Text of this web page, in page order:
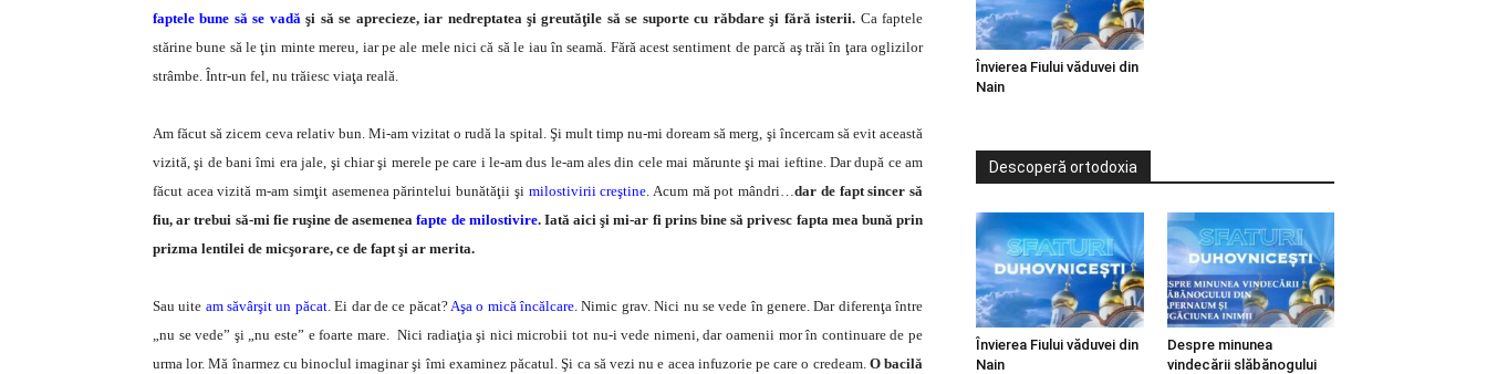
faptele bune să se vadăşi să se aprecieze, iar nedreptatea şi greutăţile să se suporte cu răbdare şi fără isterii. Ca faptele
stărine bune să le ţin minte mereu, iar pe ale mele nici că să le iau în seamă. Fără acest sentiment de parcă aş trăi în ţara oglizilor
strâmbe. Într-un fel, nu trăiesc viaţa reală.
Am făcut să zicem ceva relativ bun. Mi-am vizitat o rudă la spital. Şi mult timp nu-mi doream să merg, şi încercam să evit această
vizită, şi de bani îmi era jale, şi chiar şi merele pe care i le-am dus le-am ales din cele mai mărunte şi mai ieftine. Dar după ce am
făcut acea vizită m-am simţit asemenea părintelui bunătăţii şi milostivirii creştine. Acum mă pot mândri…dar de fapt sincer să
fiu, ar trebui să-mi fie ruşine de asemeneafapte de milostivire. Iată aici şi mi-ar fi prins bine să privesc fapta mea bună prin
prizma lentilei de micşorare, ce de fapt şi ar merita.
Sau uite am săvârşit un păcat.Ei dar de ce păcat?Aşa o mică încălcare. Nimic grav. Nici nu se vede în genere. Dar diferenţa între
„nu se vede” şi „nu este” e foarte mare. Nici radiaţia şi nici microbii tot nu-i vede nimeni, dar oamenii mor în continuare de pe
urma lor. Mă înarmez cu binoclul imaginar şi îmi examinez păcatul. Şi ca să vezi nu e acea infuzorie pe care o credeam. O bacilă
Învierea Fiului văduvei din
Nain
Descoperă ortodoxia
Învierea Fiului văduvei din
Nain
Despre minunea
vindecării slăbănogului